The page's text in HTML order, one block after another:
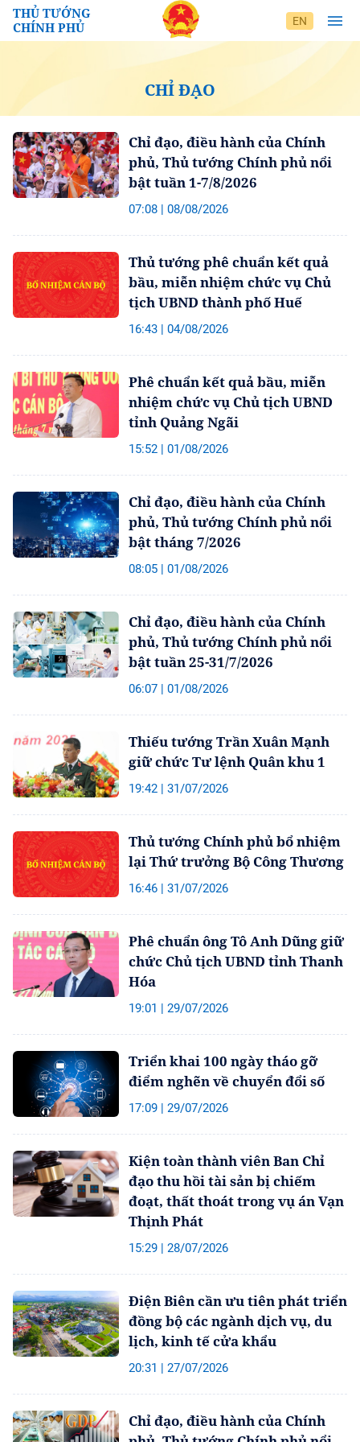
THỦ TƯỚNG
CHÍNH PHỦ
EN
CHỈ ĐẠO
Chỉ đạo, điều hành của Chính
phủ, Thủ tướng Chính phủ nổi
bật tuần 1-7/8/2026
07:08 | 08/08/2026
Thủ tướng phê chuẩn kết quả
bầu, miễn nhiệm chức vụ Chủ
tịch UBND thành phố Huế
16:43 | 04/08/2026
Phê chuẩn kết quả bầu, miễn
nhiệm chức vụ Chủ tịch UBND
tỉnh Quảng Ngãi
15:52 | 01/08/2026
Chỉ đạo, điều hành của Chính
phủ, Thủ tướng Chính phủ nổi
bật tháng 7/2026
08:05 | 01/08/2026
Chỉ đạo, điều hành của Chính
phủ, Thủ tướng Chính phủ nổi
bật tuần 25-31/7/2026
06:07 | 01/08/2026
Thiếu tướng Trần Xuân Mạnh
giữ chức Tư lệnh Quân khu 1
19:42 | 31/07/2026
Thủ tướng Chính phủ bổ nhiệm
lại Thứ trưởng Bộ Công Thương
16:46 | 31/07/2026
Phê chuẩn ông Tô Anh Dũng giữ
chức Chủ tịch UBND tỉnh Thanh
Hóa
19:01 | 29/07/2026
Triển khai 100 ngày tháo gỡ
điểm nghẽn về chuyển đổi số
17:09 | 29/07/2026
Kiện toàn thành viên Ban Chỉ
đạo thu hồi tài sản bị chiếm
đoạt, thất thoát trong vụ án Vạn
Thịnh Phát
15:29 | 28/07/2026
Điện Biên cần ưu tiên phát triển
đồng bộ các ngành dịch vụ, du
lịch, kinh tế cửa khẩu
20:31 | 27/07/2026
Chỉ đạo, điều hành của Chính